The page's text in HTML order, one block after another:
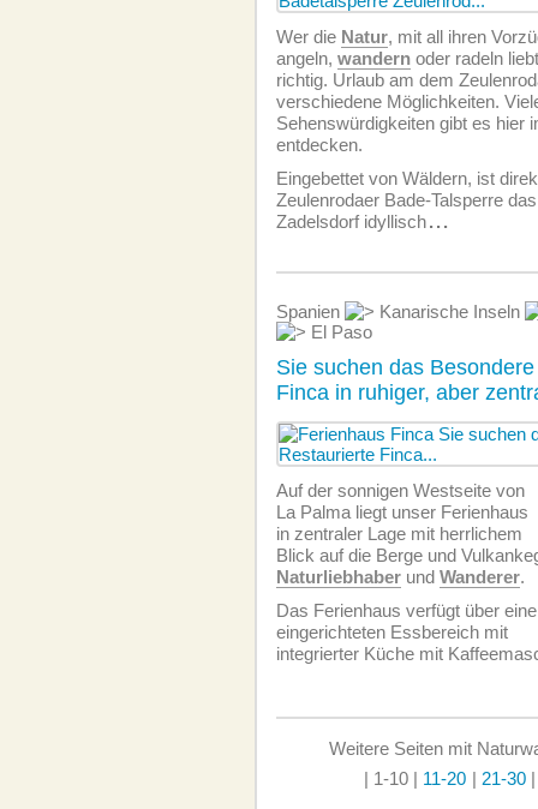
Wer die Natur, mit all ihren
angeln, wandern oder radeln
richtig. Urlaub am dem
verschiedene Möglichkeiten.
Sehenswürdigkeiten gibt es hier
entdecken.
Eingebettet von Wäldern, ist
Zeulenrodaer Bade-Talsperre
Zadelsdorf idyllisch...
Spanien
Kanarische Inseln
El Paso
Sie suchen das
Finca in ruhiger, aber
Auf der sonnigen Westseite von
La Palma liegt unser Ferienhaus
in zentraler Lage mit herrlichem
Blick auf die Berge und
Naturliebhaber und Wanderer.
Das Ferienhaus verfügt über
eingerichteten Essbereich mit
integrierter Küche mit
Weitere Seiten mit
| 1-10 | 11-20 | 21-30